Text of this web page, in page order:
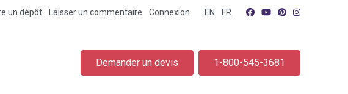
un dépôt Laisser un commentaire Connexion EN FR
Demander un devis 1-800-545-3681